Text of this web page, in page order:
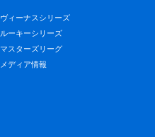
ヴィーナスシリーズ
ルーキーシリーズ
マスターズリーグ
メディア情報